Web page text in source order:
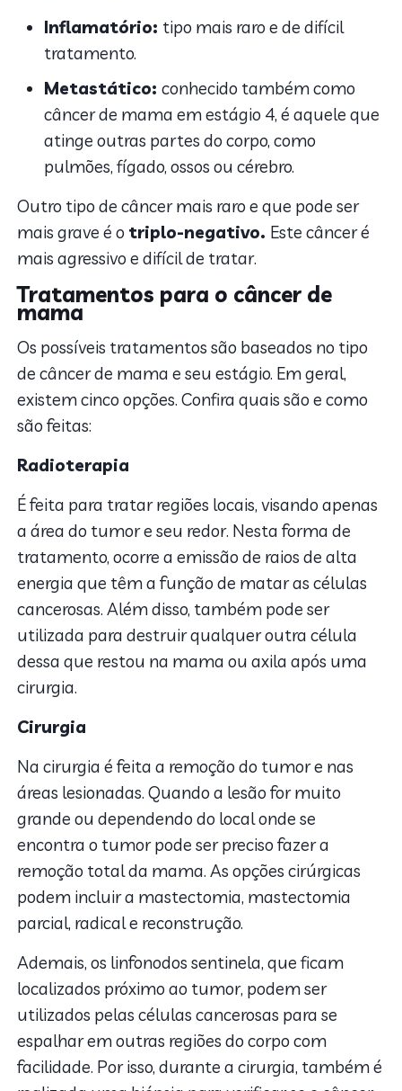
Inflamatório: tipo mais raro e de difícil
tratamento.
Metastático:conhecido também como
câncer de mama em estágio 4, é aquele que
atinge outras partes do corpo, como
pulmões, fígado, ossos ou cérebro.
Outro tipo de câncer mais raro e que pode ser
mais grave é o triplo-negativo. Este câncer é
mais agressivo e difícil de tratar.
Tratamentos para o câncer de
mama
Os possíveis tratamentos são baseados no tipo
de câncer de mama e seu estágio. Em geral,
existem cinco opções. Confira quais são e como
são feitas:
Radioterapia
É feita para tratar regiões locais, visando apenas
a área do tumor e seu redor. Nesta forma de
tratamento, ocorre a emissão de raios de alta
energia que têm a função de matar as células
cancerosas. Além disso, também pode ser
utilizada para destruir qualquer outra célula
dessa que restou na mama ou axila após uma
cirurgia.
Cirurgia
Na cirurgia é feita a remoção do tumor e nas
áreas lesionadas. Quando a lesão for muito
grande ou dependendo do local onde se
encontra o tumor pode ser preciso fazer a
remoção total da mama. As opções cirúrgicas
podem incluir a mastectomia, mastectomia
parcial, radical e reconstrução.
Ademais, os linfonodos sentinela, que ficam
localizados próximo ao tumor, podem ser
utilizados pelas células cancerosas para se
espalhar em outras regiões do corpo com
facilidade. Por isso, durante a cirurgia, também é